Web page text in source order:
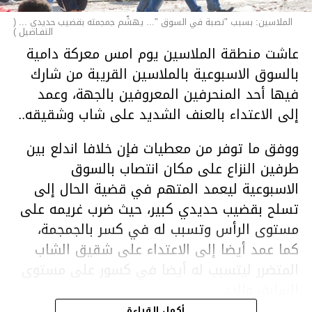
الملاسين: بسبب "نصبة في السوق "... يهشّم جمجمته بقضيب حديدي ... (
التفـاصيل )
عاشت منطقة الملاسين يوم امس معركة دامية
بالسوق الاسبوعية بالملاسين القريبة من شارك
فيها أحد المنحرفين المعروفين بالجهة، وعمد
إلى الاعتداء بالعنف الشديد على شاب وشقيقه..
ووفق ما توفر من معطيات فإن خلافا اندلع بين
طرفين النزاع على مكان انتصاب بالسوق
الاسبوعية ليعمد المتهم في قضية الحال إلى
تسلح بقضيب حديدي كبير، حيث ضرب غريمه على
مستوى الرأس وتسبب له في كسر بالجمجمة،
كما عمد أيضا إلى الاعتداء على شقيق الشاب
المتضرر ليتسبب له أيضا في كسور على مستوى